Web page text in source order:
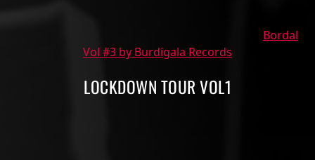
Bordal
Vol #3 by Burdigala Records
LOCKDOWN TOUR VOL1